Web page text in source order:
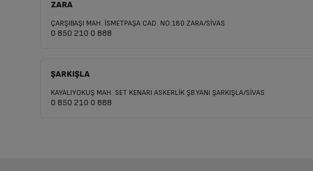
ZARA
ÇARŞIBAŞI MAH. İSMETPAŞA CAD. NO:180 ZARA/SİVAS
0 850 210 0 888
ŞARKIŞLA
KAYALIYOKUŞ MAH. SET KENARI ASKERLİK ŞB.YANI ŞARKIŞLA/SİVAS
0 850 210 0 888